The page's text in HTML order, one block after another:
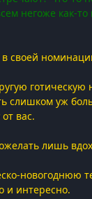
негоже как-то
в своей
слишком уж
вас.
лишь
новогоднюю
и интересно.